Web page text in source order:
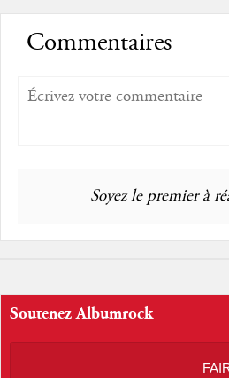
Commentaires
Soyez le premier à
Soutenez Albumrock